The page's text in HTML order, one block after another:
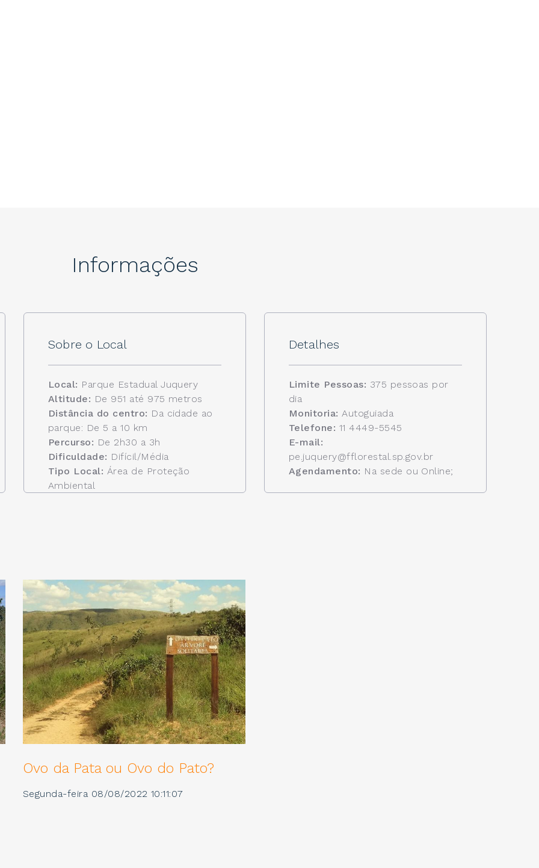
Informações
Sobre o Local
Local: Parque Estadual Juquery
Altitude: De 951 até 975 metros
Distância do centro: Da cidade ao
parque: De 5 a 10 km
Percurso: De 2h30 a 3h
Dificuldade: Difícil/Média
Tipo Local: Área de Proteção
Ambiental
Detalhes
Limite Pessoas: 375 pessoas por
dia
Monitoria: Autoguiada
Telefone: 11 4449-5545
E-mail:
pe.juquery@fflorestal.sp.gov.br
Agendamento: Na sede ou Online;
Ovo da Pata ou Ovo do Pato?
Segunda-feira 08/08/2022 10:11:07